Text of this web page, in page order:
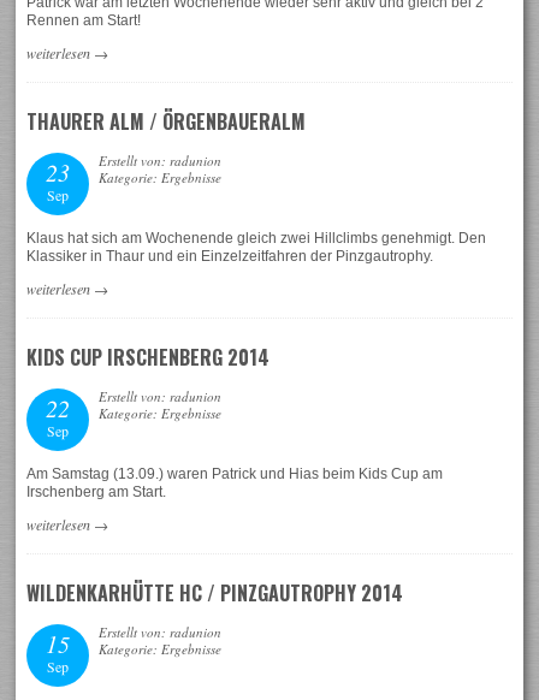
Rennen am Start!
weiterlesen →
THAURER ALM / ÖRGENBAUERALM
23
Sep
Erstellt von: radunion
Kategorie: Ergebnisse
Klaus hat sich am Wochenende gleich zwei Hillclimbs genehmigt. Den
Klassiker in Thaur und ein Einzelzeitfahren der Pinzgautrophy.
weiterlesen →
KIDS CUP IRSCHENBERG 2014
22
Sep
Erstellt von: radunion
Kategorie: Ergebnisse
Am Samstag (13.09.) waren Patrick und Hias beim Kids Cup am
Irschenberg am Start.
weiterlesen →
WILDENKARHÜTTE HC / PINZGAUTROPHY 2014
15
Sep
Erstellt von: radunion
Kategorie: Ergebnisse